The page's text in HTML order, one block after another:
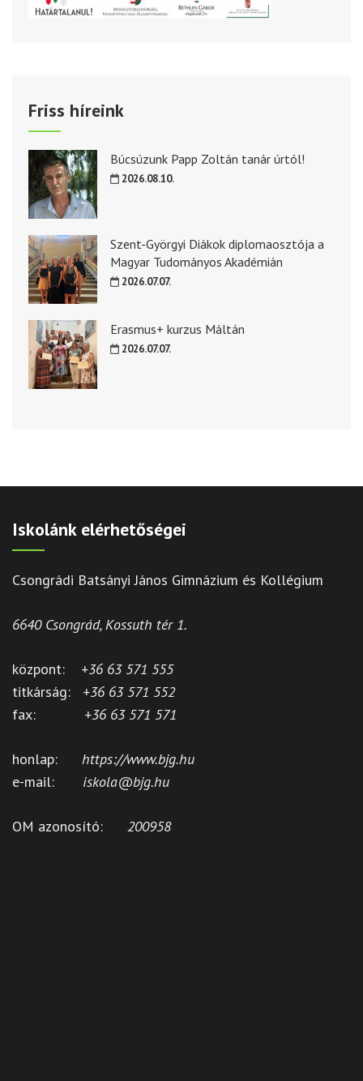
Friss híreink
Búcsúzunk Papp Zoltán tanár úrtól!
2026.08.10.
Szent-Györgyi Diákok diplomaosztója a
Magyar Tudományos Akadémián
2026.07.07.
Erasmus+ kurzus Máltán
2026.07.07.
Iskolánk elérhetőségei
Csongrádi Batsányi János Gimnázium és Kollégium
6640 Csongrád, Kossuth tér 1.
központ: +36 63 571 555
titkárság: +36 63 571 552
fax: +36 63 571 571
honlap: https://www.bjg.hu
e-mail: iskola@bjg.hu
OM azonosító: 200958